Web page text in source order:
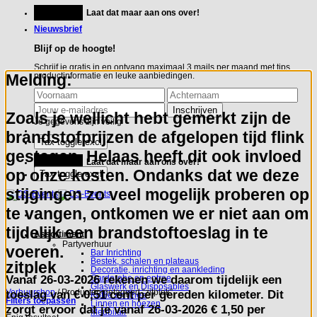
inhoud
Laat dat maar aan ons over!
Nieuwsbrief
Blijf op de hoogte!
Schrijf je gratis in en ontvang maximaal 3 mails per maand met tips,
productinformatie en leuke aanbiedingen.
Je gegevens zijn veilig
Laat dat maar aan ons over!
Assortiment
Partyverhuur
Bar Inrichting
Bestek, schalen en plateaus
Decoratie, inrichting en aankleding
Garderobe en entree
Glaswerk en Disposables
Koffie en Thee
Linnen en hoezen
Meubilair
zitplek
Verhuurshop /Producten getagged “zitplek”
Filters toepassen
Melding:
Zoals je wellicht hebt gemerkt zijn de
brandstofprijzen de afgelopen tijd flink
gestegen. Helaas heeft dit ook invloed
op onze kosten. Ondanks dat we deze
stijgingen zo veel mogelijk proberen op
te vangen, ontkomen we er niet aan om
tijdelijk een brandstoftoeslag in te
voeren.
Vanaf 26-03-2026rekenen we daarom tijdelijk een
toeslag van€ 0,51 cent per gereden kilometer. Dit
zorgt ervoor dat je vanaf 26-03-2026 € 1,50 per